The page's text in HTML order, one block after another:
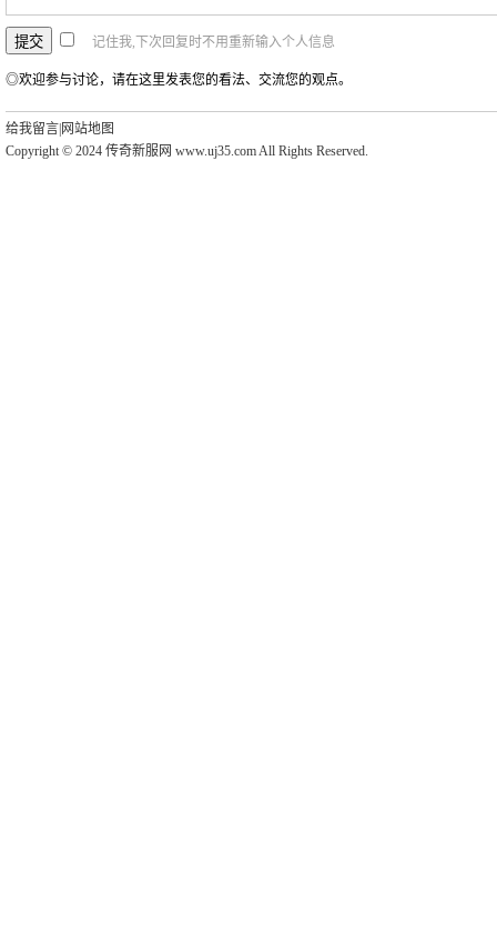
记住我,下次回复时不用重新输入个人信息
◎欢迎参与讨论，请在这里发表您的看法、交流您的观点。
给我留言 网站地图
Copyright © 2024 传奇新服网 www.uj35.com All Rights Reserved.